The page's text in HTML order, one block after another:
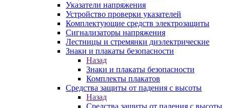
Указатели напряжения
Устройство проверки указателей
Комплектующие средств электрозащиты
Сигнализаторы напряжения
Лестницы и стремянки диэлектрические
Знаки и плакаты безопасности
Назад
Знаки и плакаты безопасности
Комплекты плакатов
Средства защиты от падения с высоты
Назад
Средства защиты от падения с высоты